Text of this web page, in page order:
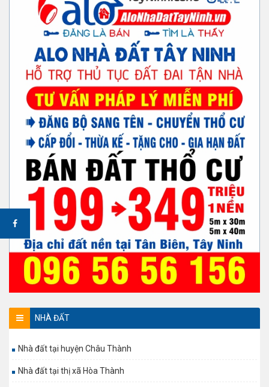
NHÀ ĐẤT
Nhà đất tại huyện Châu Thành
Nhà đất tại thị xã Hòa Thành